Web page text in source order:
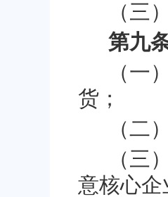
（三
第九
（一
货；
（二
（三
意核心